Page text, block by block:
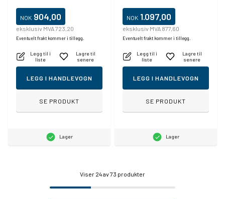
NOK 904,00
eksklusiv MVA 723,20
Eventuelt frakt kommer i tillegg.
Legg til i
liste
Lagre til
senere
LEGG I HANDLEVOGN
SE PRODUKT
Lager
NOK 1.097,00
eksklusiv MVA 877,60
Eventuelt frakt kommer i tillegg.
Legg til i
liste
Lagre til
senere
LEGG I HANDLEVOGN
SE PRODUKT
Lager
Viser 24av 73 produkter